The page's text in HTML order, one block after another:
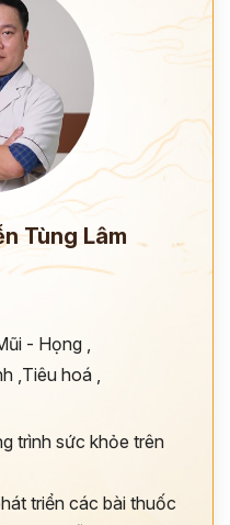
Tùng Lâm
- Họng ,
,Tiêu hoá ,
trình sức khỏe trên
triển các bài thuốc